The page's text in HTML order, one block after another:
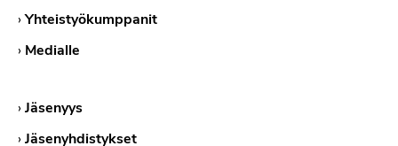
›Yhteistyökumppanit
› Medialle
›Jäsenyys
›Jäsenyhdistykset